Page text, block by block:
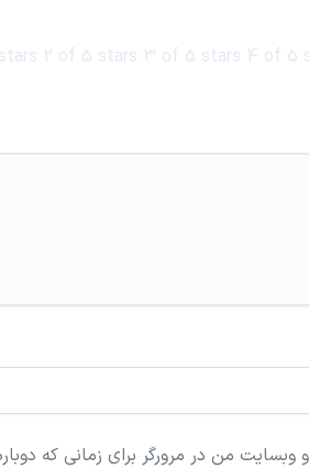
2 of 5 stars 3 of 5 stars 4 of 5
وبسایت من در مرورگر برای زمانی که